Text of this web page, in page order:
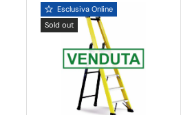
Esclusiva Online
Sold out